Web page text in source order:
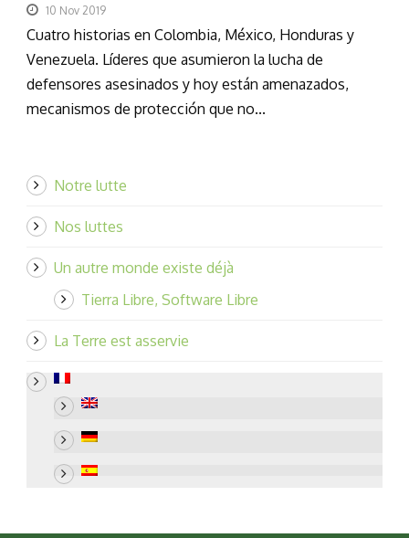
10 Nov 2019
Cuatro historias en Colombia, México, Honduras y
Venezuela. Líderes que asumieron la lucha de
defensores asesinados y hoy están amenazados,
mecanismos de protección que no...
Notre lutte
Nos luttes
Un autre monde existe déjà
Tierra Libre, Software Libre
La Terre est asservie